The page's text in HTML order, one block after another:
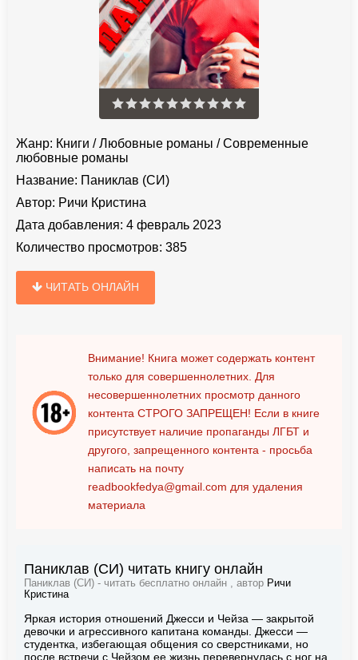
Жанр: Книги /Любовные романы /Современные
любовные романы
Название: Паниклав (СИ)
Автор: Ричи Кристина
Дата добавления: 4 февраль 2023
Количество просмотров: 385
ЧИТАТЬ ОНЛАЙН
Внимание! Книга может содержать контент
только для совершеннолетних. Для
несовершеннолетних просмотр данного
контента СТРОГО ЗАПРЕЩЕН! Если в книге
присутствует наличие пропаганды ЛГБТ и
другого, запрещенного контента - просьба
написать на почту
readbookfedya@gmail.com для удаления
материала
Паниклав (СИ) читать книгу онлайн
Паниклав (СИ) - читать бесплатно онлайн , автор Ричи
Кристина
Яркая история отношений Джесси и Чейза — закрытой
девочки и агрессивного капитана команды. Джесси —
студентка, избегающая общения со сверстниками, но
после встречи с Чейзом ее жизнь перевернулась с ног на